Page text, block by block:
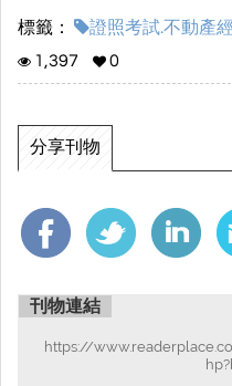
•課程觀看期限：本次課
年11月30日截止
▸全明星陣容，超優質鐵
▸重點整理+考題演練，
▸老師們親自撰寫講義內
▸符合趨勢，精準預測趨
標籤：
證照考試.不動產
1,397
0
分享刊物
刊物連結
https://